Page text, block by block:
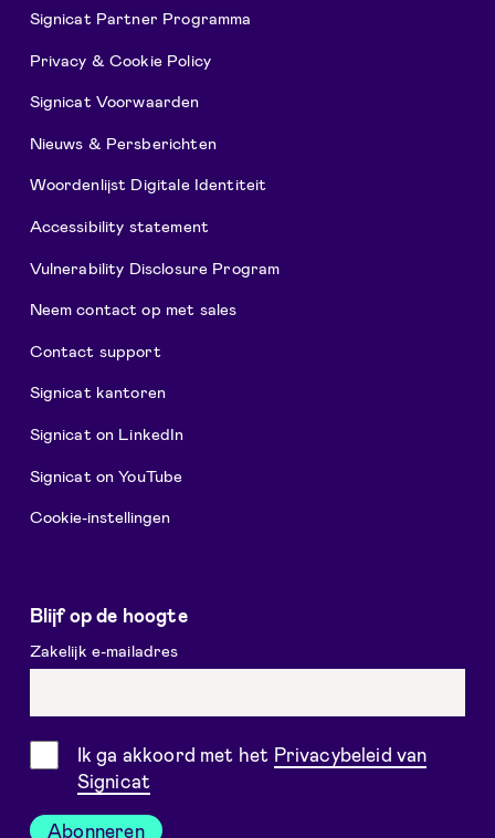
Signicat Partner Programma
Privacy & Cookie Policy
Signicat Voorwaarden
Nieuws & Persberichten
Woordenlijst Digitale Identiteit
Accessibility statement
Vulnerability Disclosure Program
Neem contact op met sales
Contact support
Signicat kantoren
Signicat on LinkedIn
Signicat on YouTube
Cookie-instellingen
Blijf op de hoogte
Zakelijk e-mailadres
Toestemming
Ik ga akkoord met het Privacybeleid van
Signicat
Abonneren